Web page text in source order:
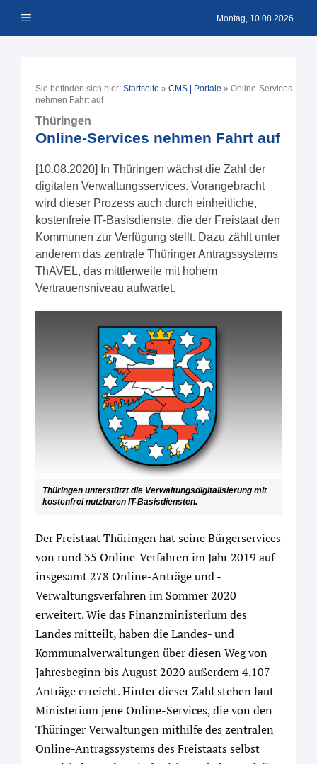
Inhalt Menü Montag, 10.08.2026
Sie befinden sich hier: Startseite » CMS | Portale » Online-Services
nehmen Fahrt auf
Thüringen
Online-Services nehmen Fahrt auf
[10.08.2020] In Thüringen wächst die Zahl der
digitalen Verwaltungsservices. Vorangebracht
wird dieser Prozess auch durch einheitliche,
kostenfreie IT-Basisdienste, die der Freistaat den
Kommunen zur Verfügung stellt. Dazu zählt unter
anderem das zentrale Thüringer Antragssystems
ThAVEL, das mittlerweile mit hohem
Vertrauensniveau aufwartet.
Thüringen unterstützt die Verwaltungsdigitalisierung mit
kostenfrei nutzbaren IT-Basisdiensten.
Der Freistaat Thüringen hat seine Bürgerservices
von rund 35 Online-Verfahren im Jahr 2019 auf
insgesamt 278 Online-Anträge und -
Verwaltungsverfahren im Sommer 2020
erweitert. Wie das Finanzministerium des
Landes mitteilt, haben die Landes- und
Kommunalverwaltungen über diesen Weg von
Jahresbeginn bis August 2020 außerdem 4.107
Anträge erreicht. Hinter dieser Zahl stehen laut
Ministerium jene Online-Services, die von den
Thüringer Verwaltungen mithilfe des zentralen
Online-Antragssystems des Freistaats selbst